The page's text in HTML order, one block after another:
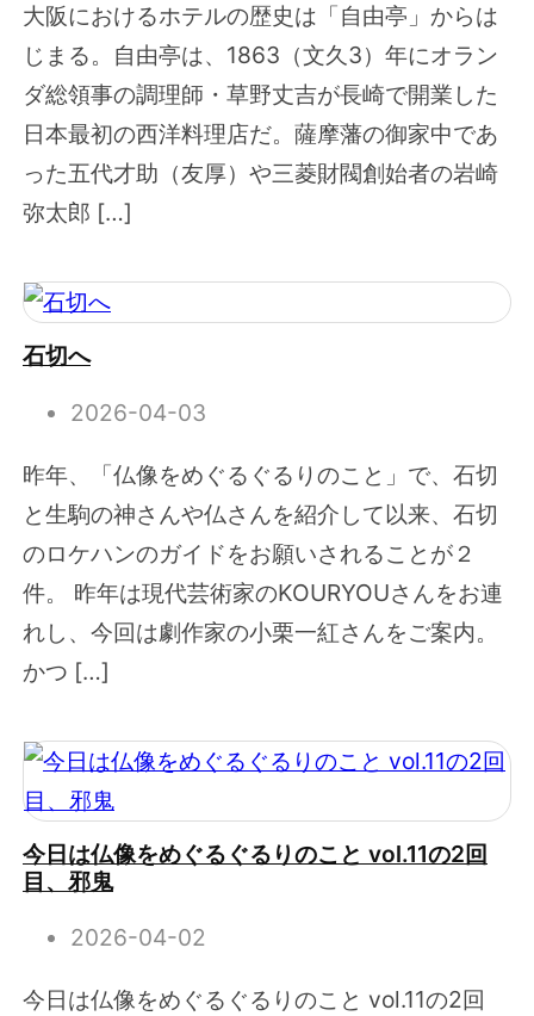
大阪におけるホテルの歴史は「自由亭」からは
じまる。自由亭は、1863（文久3）年にオラン
ダ総領事の調理師・草野丈吉が長崎で開業した
日本最初の西洋料理店だ。薩摩藩の御家中であ
った五代才助（友厚）や三菱財閥創始者の岩崎
弥太郎 […]
石切へ
2026-04-03
昨年、「仏像をめぐるぐるりのこと」で、石切
と生駒の神さんや仏さんを紹介して以来、石切
のロケハンのガイドをお願いされることが２
件。 昨年は現代芸術家のKOURYOUさんをお連
れし、今回は劇作家の小栗一紅さんをご案内。
かつ […]
今日は仏像をめぐるぐるりのこと vol.11の2回
目、邪鬼
2026-04-02
今日は仏像をめぐるぐるりのこと vol.11の2回